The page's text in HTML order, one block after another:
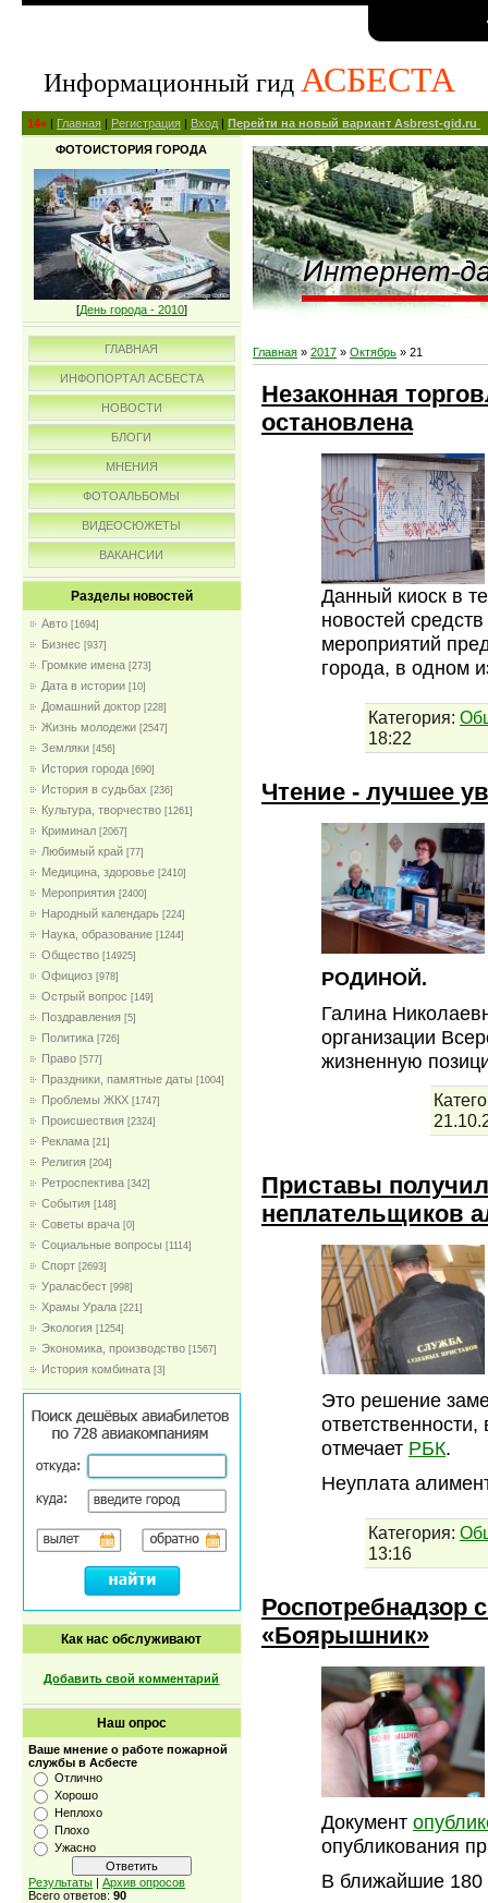
Информационный гид АСБЕСТА
14+ | Главная | Регистрация | Вход | Перейти на новый вариант Asbrest-gid.ru
ФОТОИСТОРИЯ ГОРОДА
[День города - 2010]
ГЛАВНАЯ
ИНФОПОРТАЛ АСБЕСТА
НОВОСТИ
БЛОГИ
МНЕНИЯ
ФОТОАЛЬБОМЫ
ВИДЕОСЮЖЕТЫ
ВАКАНСИИ
Разделы новостей
Авто [1694]
Бизнес [937]
Громкие имена [273]
Дата в истории [10]
Домашний доктор [228]
Жизнь молодежи [2547]
Земляки [456]
История города [690]
История в судьбах [236]
Культура, творчество [1261]
Криминал [2067]
Любимый край [77]
Медицина, здоровье [2410]
Мероприятия [2400]
Народный календарь [224]
Наука, образование [1244]
Общество [14925]
Официоз [978]
Острый вопрос [149]
Поздравления [5]
Политика [726]
Право [577]
Праздники, памятные даты [1004]
Проблемы ЖКХ [1747]
Проиcшествия [2324]
Реклама [21]
Религия [204]
Ретроспектива [342]
События [148]
Советы врача [0]
Социальные вопросы [1114]
Спорт [2693]
Ураласбест [998]
Храмы Урала [221]
Экология [1254]
Экономика, производство [1567]
История комбината [3]
Как нас обслуживают
Добавить свой комментарий
Наш опрос
Ваше мнение о работе пожарной
службы в Асбесте
Отлично
Хорошо
Неплохо
Плохо
Ужасно
Результаты | Архив опросов
Всего ответов: 90
Главная » 2017 » Октябрь » 21
Незаконная
остановлена
Данный киоск в
новостей
мероприятий
города, в одном
Категория:
18:22
Чтение - лучшее
РОДИНОЙ.
Галина
организации
жизненную
Приставы
неплательщиков
Это решение
отмечает РБК.
Неуплата
Категория:
13:16
Роспотребнадзор
«Боярышник»
Документ
опубликования
В ближайшие